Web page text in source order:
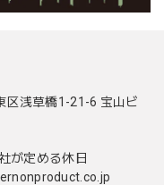
区浅草橋1-21-6 宝山ビ
が定める休日